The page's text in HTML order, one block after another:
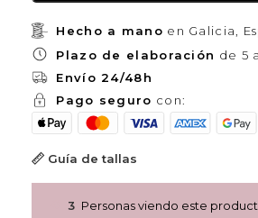
Hecho a mano en Galicia,
Plazo de elaboración de 5
Envío 24/48h
Pago seguro con:
Guía de tallas
3 Personas viendo este